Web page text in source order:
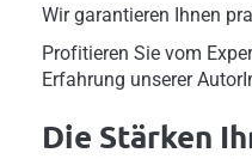
Wir garantieren Ihnen
Profitieren Sie vom
Erfahrung unserer
Die Stärken